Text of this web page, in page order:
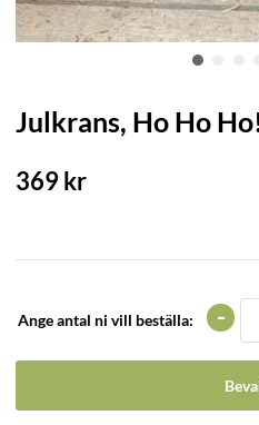
Julkrans, Ho Ho
369kr
Ange antal ni vill beställa: -